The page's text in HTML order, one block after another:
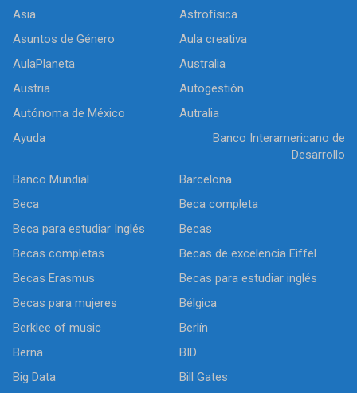
Asia
Astrofísica
Asuntos de Género
Aula creativa
AulaPlaneta
Australia
Austria
Autogestión
Autónoma de México
Autralia
Ayuda
Banco Interamericano de
Desarrollo
Banco Mundial
Barcelona
Beca
Beca completa
Beca para estudiar Inglés
Becas
Becas completas
Becas de excelencia Eiffel
Becas Erasmus
Becas para estudiar inglés
Becas para mujeres
Bélgica
Berklee of music
Berlín
Berna
BID
Big Data
Bill Gates